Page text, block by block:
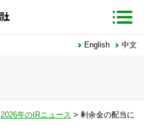
English 中文
2026年のIRニュース > 剰余金の配当に